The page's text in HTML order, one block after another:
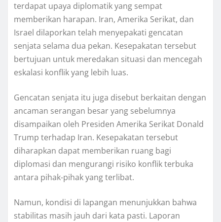
terdapat upaya diplomatik yang sempat
memberikan harapan. Iran, Amerika Serikat, dan
Israel dilaporkan telah menyepakati gencatan
senjata selama dua pekan. Kesepakatan tersebut
bertujuan untuk meredakan situasi dan mencegah
eskalasi konflik yang lebih luas.
Gencatan senjata itu juga disebut berkaitan dengan
ancaman serangan besar yang sebelumnya
disampaikan oleh Presiden Amerika Serikat Donald
Trump terhadap Iran. Kesepakatan tersebut
diharapkan dapat memberikan ruang bagi
diplomasi dan mengurangi risiko konflik terbuka
antara pihak-pihak yang terlibat.
Namun, kondisi di lapangan menunjukkan bahwa
stabilitas masih jauh dari kata pasti. Laporan